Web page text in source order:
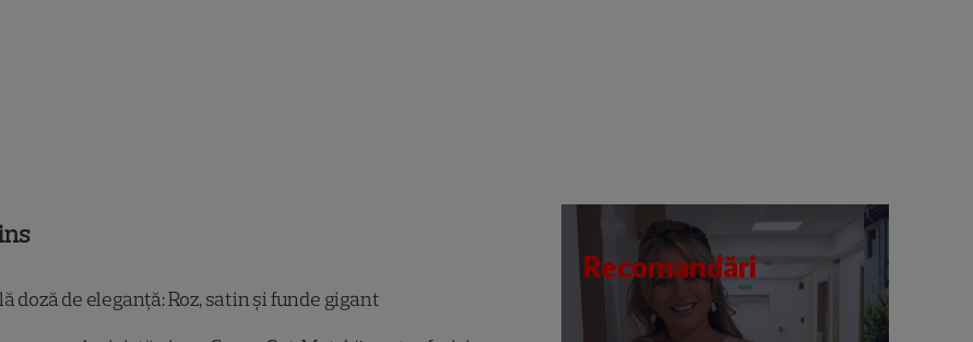
doză de eleganță: Roz, satin și funde gigant
Recomandări